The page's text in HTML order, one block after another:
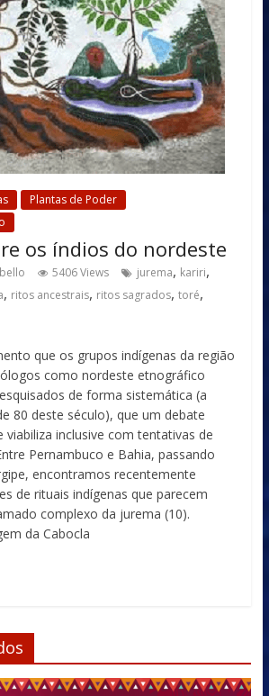
Plantas de Poder
os índios do nordeste
5406 Views jurema, kariri,
, ritos ancestrais, ritos sagrados, toré,
que os grupos indígenas da região
como nordeste etnográfico
de forma sistemática (a
80 deste século), que um debate
viabiliza inclusive com tentativas de
Pernambuco e Bahia, passando
encontramos recentemente
de rituais indígenas que parecem
complexo da jurema (10).
da Cabocla